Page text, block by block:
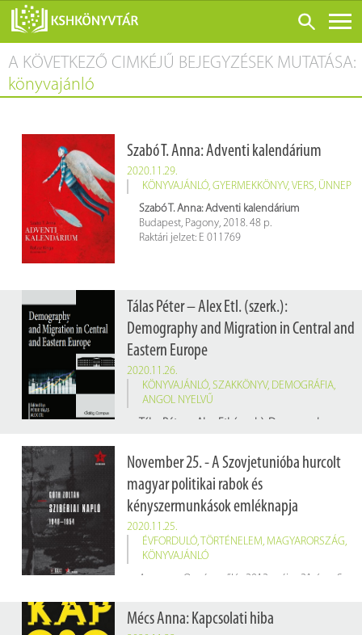
ONLINE KATALÓGUS
RÓLUNK
SZOLGÁLTATÁSOK
KONFERENCIÁK
ADATBÁZISOK
BLOG
A KÖVETKEZŐ CIMKÉJŰ BEJEGYZÉSEK MUTATÁSA:
könyvajánló
Szabó T. Anna: Adventi kalendárium
2020.11.29.
KÖNYVAJÁNLÓ, GYERMEKKÖNYV, VERS, ÜNNEP
Szabó T. Anna: Adventi kalendárium
Budapest, Pagony, 2018. 48 p.
Raktári jelzet: E 011769
Tálas Péter – Alex Etl. (szerk.):
Demography and Migration in Central and
Eastern Europe
2020.11.26.
KÖNYVAJÁNLÓ, SZAKKÖNYV, DEMOGRÁFIA,
ANGOL NYELVŰ
November 25. - A Szovjetunióba hurcolt
magyar politikai rabok és
kényszermunkások emléknapja
2020.11.25.
ÉVFORDULÓ, TÖRTÉNELEM, MAGYARORSZÁG,
KÖNYVAJÁNLÓ
Mécs Anna: Kapcsolati hiba